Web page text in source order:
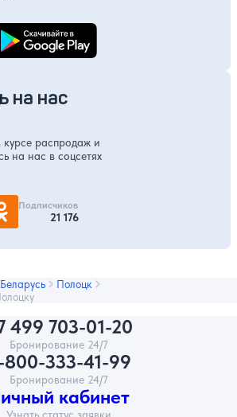
на нас
распродаж и
на нас в соцсетях
Подписчиков
21 176
Беларусь
Полоцк
499 703-01-20
Бронирование 24/7
800-333-41-99
Бронирование 24/7
кабинет